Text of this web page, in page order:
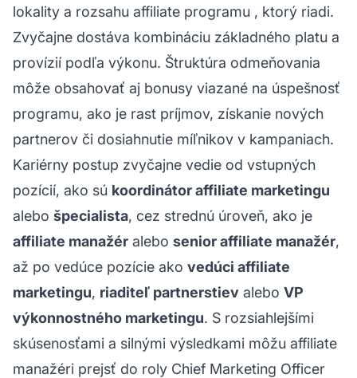
lokality a rozsahu affiliate programu , ktorý riadi.
Zvyčajne dostáva kombináciu základného platu a
provízií podľa výkonu. Štruktúra odmeňovania
môže obsahovať aj bonusy viazané na úspešnosť
programu, ako je rast príjmov, získanie nových
partnerov či dosiahnutie míľnikov v kampaniach.
Kariérny postup zvyčajne vedie od vstupných
pozícií, ako sú koordinátor affiliate marketingu
alebo špecialista, cez strednú úroveň, ako je
affiliate manažér alebo senior affiliate manažér,
až po vedúce pozície ako vedúci affiliate
marketingu, riaditeľ partnerstiev alebo VP
výkonnostného marketingu. S rozsiahlejšími
skúsenosťami a silnými výsledkami môžu affiliate
manažéri prejsť do roly Chief Marketing Officer